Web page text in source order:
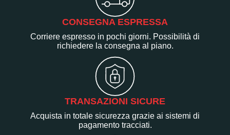
CONSEGNA ESPRESSA
Corriere espresso in pochi giorni. Possibilità di
richiedere la consegna al piano.
TRANSAZIONI SICURE
Acquista in totale sicurezza grazie ai sistemi di
pagamento tracciati.